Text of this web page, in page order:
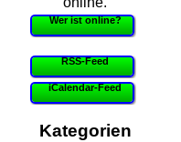
Wer ist online?
RSS-Feed
iCalendar-Feed
Kategorien